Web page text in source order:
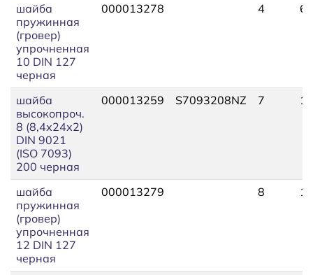
шайба
пружинная
(гровер)
упрочненная
10 DIN 127
черная
000013278 4
шайба
высокопроч.
8 (8,4х24х2)
DIN 9021
(ISO 7093)
200 черная
000013259 S7093208NZ 7
шайба
пружинная
(гровер)
упрочненная
12 DIN 127
черная
000013279 8